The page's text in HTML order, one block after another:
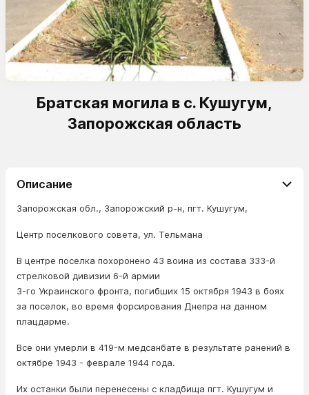
Братская могила в с. Кушугум,
Запорожская область
Описание
Запорожская обл., Запорожский р-н, пгт. Кушугум,
Центр поселкового совета, ул. Тельмана
В центре поселка похоронено 43 воина из состава 333-й
стрелковой дивизии 6-й армии
3-го Украинского фронта, погибших 15 октября 1943 в боях
за поселок, во время форсирования Днепра на данном
плацдарме.
Все они умерли в 419-м медсанбате в результате ранений в
октябре 1943 - феврале 1944 года.
Их останки были перенесены с кладбища пгт. Кушугум и